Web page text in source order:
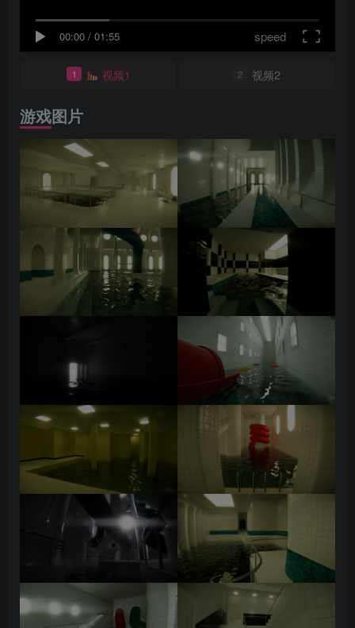
00:00 / 01:55 speed
1 视频1 2 视频2
游戏图片